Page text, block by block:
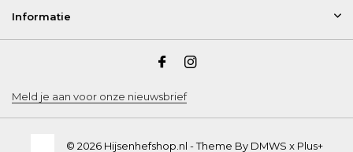
Informatie
Meld je aan voor onze nieuwsbrief
© 2026 Hijsenhefshop.nl - Theme By DMWS x Plus+